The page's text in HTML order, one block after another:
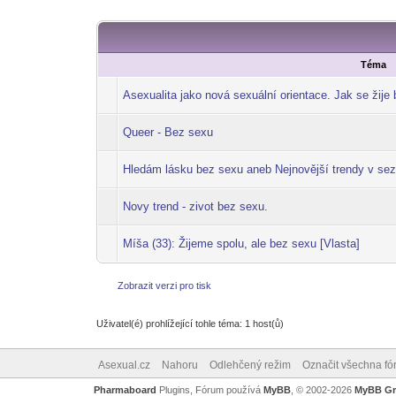
Téma
Asexualita jako nová sexuální orientace. Jak se žije
Queer - Bez sexu
Hledám lásku bez sexu aneb Nejnovější trendy v
Novy trend - zivot bez sexu.
Míša (33): Žijeme spolu, ale bez sexu [Vlasta]
Zobrazit verzi pro tisk
Uživatel(é) prohlížející tohle téma: 1 host(ů)
Asexual.cz Nahoru Odlehčený režim Označit všechna
Pharmaboard Plugins, Fórum používá MyBB, © 2002-2026 MyBB